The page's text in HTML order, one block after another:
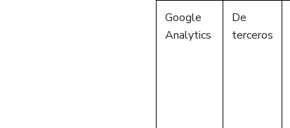
Google
Analytics
De
terceros